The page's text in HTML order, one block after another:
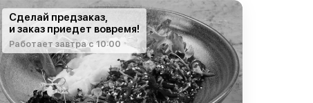
Сделай предзаказ,
и заказ приедет вовремя!
Работает завтра с 10:00